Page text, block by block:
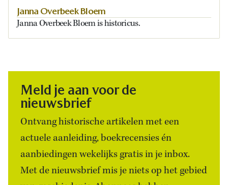
Janna Overbeek Bloem
Janna Overbeek Bloem is historicus.
Meld je aan voor de
nieuwsbrief
Ontvang historische artikelen met een
actuele aanleiding, boekrecensies én
aanbiedingen wekelijks gratis in je inbox.
Met de nieuwsbrief mis je niets op het gebied